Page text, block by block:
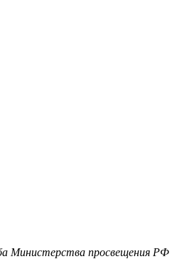
Министерства просвещения РФ